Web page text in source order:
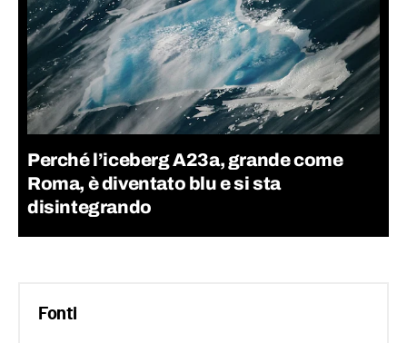
Perché l’iceberg A23a, grande come
Roma, è diventato blu e si sta
disintegrando
Fonti